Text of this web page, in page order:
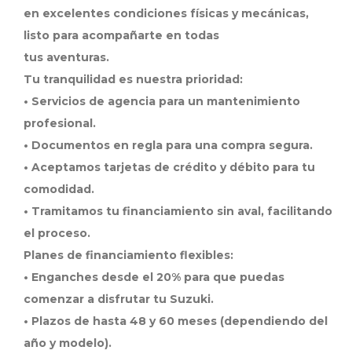
en excelentes condiciones físicas y mecánicas,
listo para acompañarte en todas
tus aventuras.
Tu tranquilidad es nuestra prioridad:
• Servicios de agencia para un mantenimiento
profesional.
• Documentos en regla para una compra segura.
• Aceptamos tarjetas de crédito y débito para tu
comodidad.
• Tramitamos tu financiamiento sin aval, facilitando
el proceso.
Planes de financiamiento flexibles:
• Enganches desde el 20% para que puedas
comenzar a disfrutar tu Suzuki.
• Plazos de hasta 48 y 60 meses (dependiendo del
año y modelo).